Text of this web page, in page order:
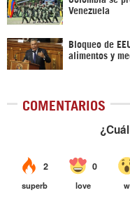
Venezuela
Bloqueo de
alimentos y
COMENTARIOS